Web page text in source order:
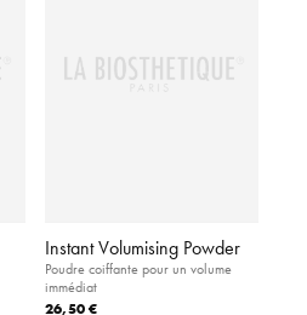
Instant Volumising Powder
Poudre coiffante pour un volume
immédiat
26,50 €